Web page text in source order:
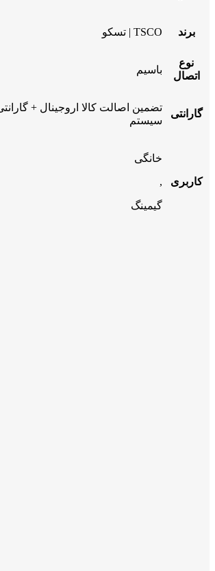
برند TSCO | تسکو
نوع
اتصال
باسیم
گارانتی
تضمین اصالت کالا اروجینال +
سیستم
کاربری
خانگی
,
گیمینگ